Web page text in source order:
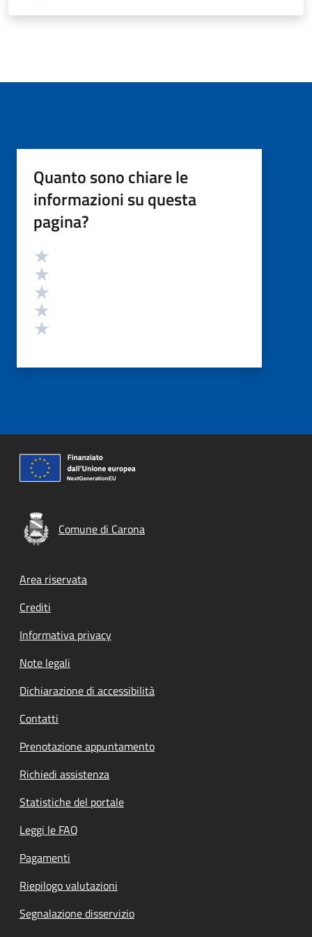
Quanto sono chiare le
informazioni su questa
pagina?
Valutazione
Comune di Carona
Footer menu
Area riservata
Crediti
Informativa privacy
Note legali
Dichiarazione di accessibilità
Contatti
Prenotazione appuntamento
Richiedi assistenza
Statistiche del portale
Leggi le FAQ
Pagamenti
Riepilogo valutazioni
Segnalazione disservizio